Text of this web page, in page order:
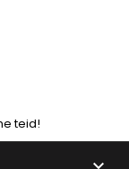
teid!